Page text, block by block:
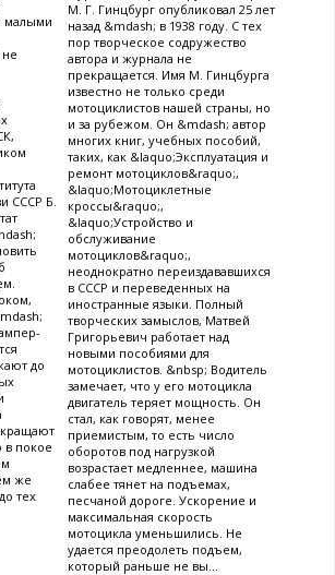
малыми
СССР Б.
до
в покое
же
тех
М. Г. Гинцбург опубликовал 25 лет
назад &mdash; в 1938 году. С тех
пор творческое содружество
автора и журнала не
прекращается. Имя М. Гинцбурга
известно не только среди
мотоциклистов нашей страны, но
и за рубежом. Он &mdash; автор
многих книг, учебных пособий,
таких, как &laquo;Эксплуатация и
ремонт мотоциклов&raquo;,
&laquo;Мотоциклетные
кроссы&raquo;,
&laquo;Устройство и
обслуживание
мотоциклов&raquo;,
неоднократно переиздававшихся
в СССР и переведенных на
иностранные языки. Полный
творческих замыслов, Матвей
Григорьевич работает над
новыми пособиями для
мотоциклистов. &nbsp; Водитель
замечает, что у его мотоцикла
двигатель теряет мощность. Он
стал, как говорят, менее
приемистым, то есть число
оборотов под нагрузкой
возрастает медленнее, машина
слабее тянет на подъемах,
песчаной дороге. Ускорение и
максимальная скорость
мотоцикла уменьшились. Не
удается преодолеть подъем,
который раньше не вы...